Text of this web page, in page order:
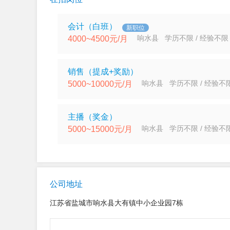
会计（白班） 新职位
4000~4500元/月 响水县 学历不限 / 经验不限
销售（提成+奖励）
5000~10000元/月 响水县 学历不限 / 经验不
主播（奖金）
5000~15000元/月 响水县 学历不限 / 经验不
公司地址
江苏省盐城市响水县大有镇中小企业园7栋